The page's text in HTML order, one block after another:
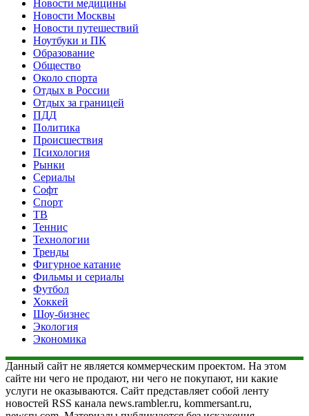
Новости медицины
Новости Москвы
Новости путешествий
Ноутбуки и ПК
Образование
Общество
Около спорта
Отдых в России
Отдых за границей
ПДД
Политика
Происшествия
Психология
Рынки
Сериалы
Софт
Спорт
ТВ
Теннис
Технологии
Тренды
Фигурное катание
Фильмы и сериалы
Футбол
Хоккей
Шоу-бизнес
Экология
Экономика
Данный сайт не является коммерческим проектом. На этом
сайте ни чего не продают, ни чего не покупают, ни какие
услуги не оказываются. Сайт представляет собой ленту
новостей RSS канала news.rambler.ru, kommersant.ru,